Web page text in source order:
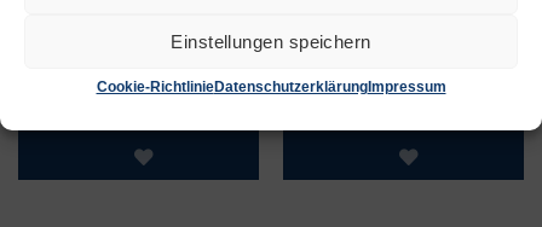
Einstellungen speichern
Cookie-RichtlinieDatenschutzerklärungImpressum